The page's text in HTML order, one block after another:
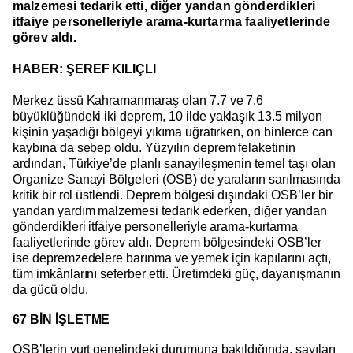
malzemesi tedarik etti, diğer yandan gönderdikleri
itfaiye personelleriyle arama-kurtarma faaliyetlerinde
görev aldı.
HABER: ŞEREF KILIÇLI
Merkez üssü Kahramanmaraş olan 7.7 ve 7.6
büyüklüğündeki iki deprem, 10 ilde yaklaşık 13.5 milyon
kişinin yaşadığı bölgeyi yıkıma uğratırken, on binlerce can
kaybına da sebep oldu. Yüzyılın deprem felaketinin
ardından, Türkiye’de planlı sanayileşmenin temel taşı olan
Organize Sanayi Bölgeleri (OSB) de yaraların sarılmasında
kritik bir rol üstlendi. Deprem bölgesi dışındaki OSB’ler bir
yandan yardım malzemesi tedarik ederken, diğer yandan
gönderdikleri itfaiye personelleriyle arama-kurtarma
faaliyetlerinde görev aldı. Deprem bölgesindeki OSB’ler
ise depremzedelere barınma ve yemek için kapılarını açtı,
tüm imkânlarını seferber etti. Üretimdeki güç, dayanışmanın
da gücü oldu.
67 BİN İŞLETME
OSB’lerin yurt genelindeki durumuna bakıldığında, sayıları